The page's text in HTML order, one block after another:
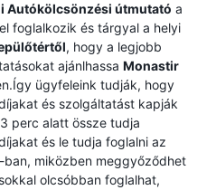
Autókölcsönzési útmutató a
foglalkozik és tárgyal a helyi
, hogy a legjobb
ajánlhassa Monastir
ügyfeleink tudják, hogy
és szolgáltatást kapják
perc alatt össze tudja
és le tudja foglalni az
-ban, miközben meggyőződhet
olcsóbban foglalhat,